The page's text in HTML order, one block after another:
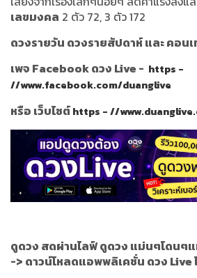
เลขมงคล 2 ตัว 72, 3 ตัว 172
ดวงรายวัน ดวงรายสัปดาห์ และ คอน
เพจ Facebook ดวง Live - https -
//www.facebook.com/duanglive
หรือ เว็บไซต์https - //
ดูดวง สดผ่านไลฟ์ ดูดวง แม่นๆโดนๆ
-> ดาวน์โหลดแอพพลิเคชั่น ดวง Live